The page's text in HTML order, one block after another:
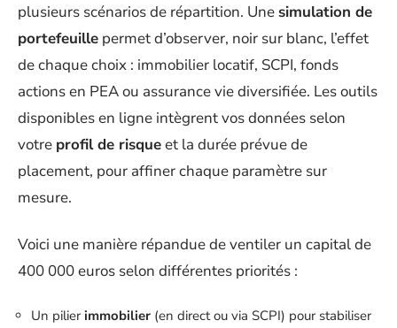
plusieurs scénarios de répartition. Une simulation de
portefeuille permet d’observer, noir sur blanc, l’effet
de chaque choix : immobilier locatif, SCPI, fonds
actions en PEA ou assurance vie diversifiée. Les outils
disponibles en ligne intègrent vos données selon
votre profil de risqueet la durée prévue de
placement, pour affiner chaque paramètre sur
mesure.
Voici une manière répandue de ventiler un capital de
400 000 euros selon différentes priorités :
Un pilierimmobilier (en direct ou via SCPI) pour stabiliser